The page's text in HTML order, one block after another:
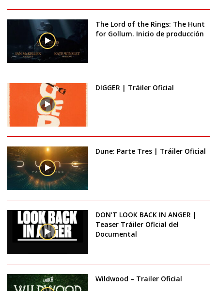
The Lord of the Rings: The Hunt
for Gollum. Inicio de producción
DIGGER | Tráiler Oficial
Dune: Parte Tres | Tráiler Oficial
DON’T LOOK BACK IN ANGER |
Teaser Tráiler Oficial del
Documental
Wildwood – Trailer Oficial